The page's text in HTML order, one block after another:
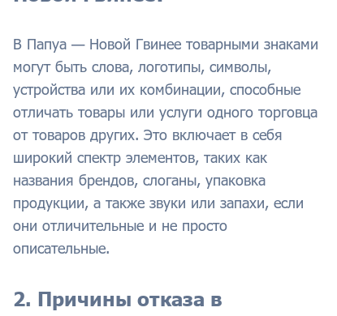
В Папуа — Новой Гвинее товарными знаками
могут быть слова, логотипы, символы,
устройства или их комбинации, способные
отличать товары или услуги одного торговца
от товаров других. Это включает в себя
широкий спектр элементов, таких как
названия брендов, слоганы, упаковка
продукции, а также звуки или запахи, если
они отличительные и не просто
описательные.
2. Причины отказа в